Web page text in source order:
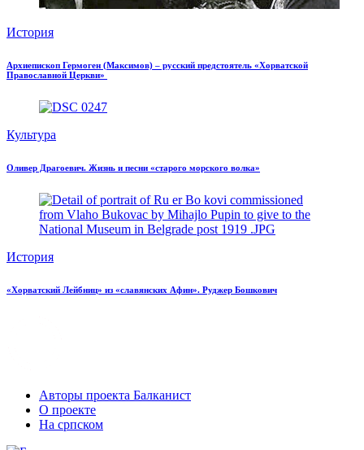
История
Архиепископ Гермоген (Максимов) – русский предстоятель «Хорватской
Православной Церкви»
Культура
Оливер Драгоевич. Жизнь и песни «старого морского волка»
История
«Хорватский Лейбниц» из «славянских Афин». Руджер Бошкович
Авторы проекта Балканист
О проекте
На српском